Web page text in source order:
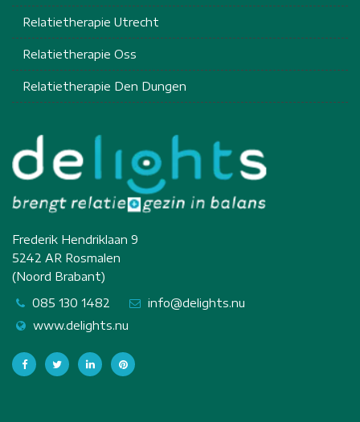
Relatietherapie Utrecht
Relatietherapie Oss
Relatietherapie Den Dungen
Frederik Hendriklaan 9
5242 AR Rosmalen
(Noord Brabant)
085 130 1482
info@delights.nu
www.delights.nu